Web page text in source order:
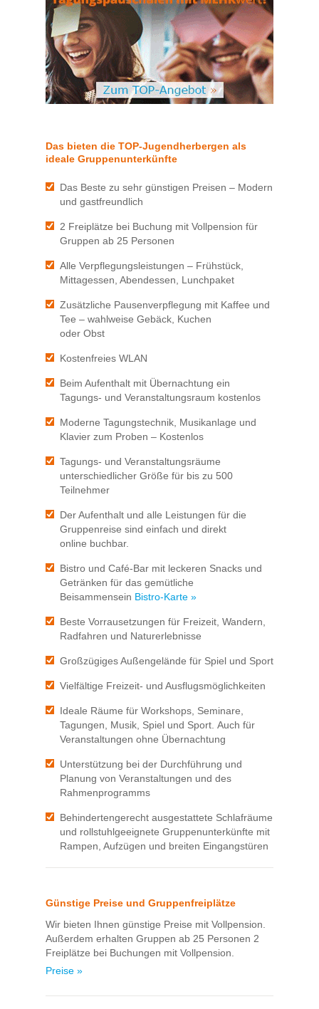
Das bieten die TOP-Jugendherbergen als
ideale Gruppenunterkünfte
Das Beste zu sehr günstigen Preisen – Modern
und gastfreundlich
2 Freiplätze bei Buchung mit Vollpension für
Gruppen ab 25 Personen
Alle Verpflegungsleistungen – Frühstück,
Mittagessen, Abendessen, Lunchpaket
Zusätzliche Pausenverpflegung mit Kaffee und
Tee – wahlweise Gebäck, Kuchen
oder Obst
Kostenfreies WLAN
Beim Aufenthalt mit Übernachtung ein
Tagungs- und Veranstaltungsraum kostenlos
Moderne Tagungstechnik, Musikanlage und
Klavier zum Proben – Kostenlos
Tagungs- und Veranstaltungsräume
unterschiedlicher Größe für bis zu 500
Teilnehmer
Der Aufenthalt und alle Leistungen für die
Gruppenreise sind einfach und direkt
online buchbar.
Bistro und Café-Bar mit leckeren Snacks und
Getränken für das gemütliche
Beisammensein Bistro-Karte »
Beste Vorrausetzungen für Freizeit, Wandern,
Radfahren und Naturerlebnisse
Großzügiges Außengelände für Spiel und Sport
Vielfältige Freizeit- und Ausflugsmöglichkeiten
Ideale Räume für Workshops, Seminare,
Tagungen, Musik, Spiel und Sport. Auch für
Veranstaltungen ohne Übernachtung
Unterstützung bei der Durchführung und
Planung von Veranstaltungen und des
Rahmenprogramms
Behindertengerecht ausgestattete Schlafräume
und rollstuhlgeeignete Gruppenunterkünfte mit
Rampen, Aufzügen und breiten Eingangstüren
Günstige Preise und Gruppenfreiplätze
Wir bieten Ihnen günstige Preise mit Vollpension.
Außerdem erhalten Gruppen ab 25 Personen 2
Freiplätze bei Buchungen mit Vollpension.
Preise »